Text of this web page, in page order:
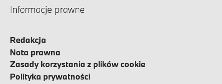
Informacje prawne
Redakcja
Nota prawna
Zasady korzystania z plików cookie
Polityka prywatności